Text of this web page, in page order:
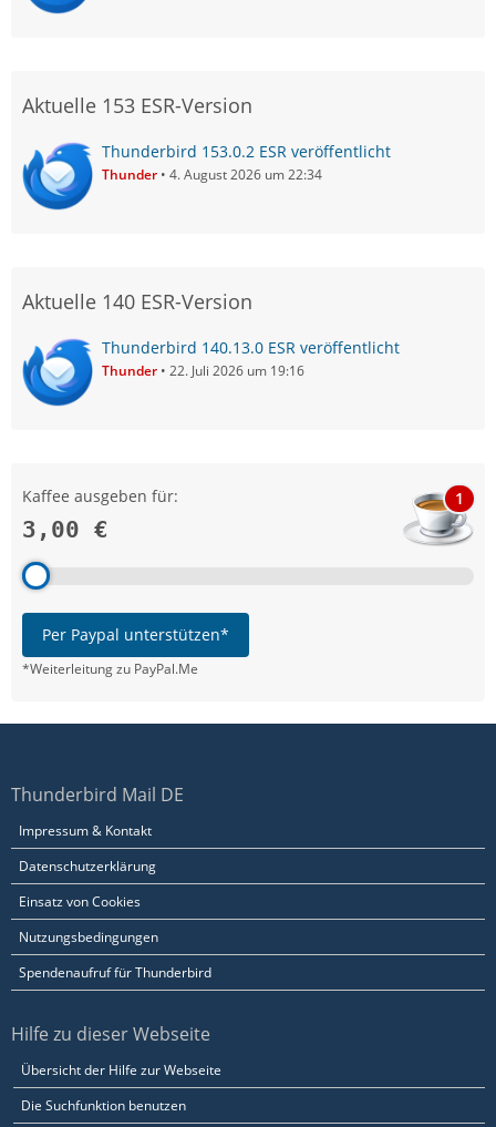
Aktuelle 153 ESR-Version
Thunderbird 153.0.2 ESR veröffentlicht
Thunder 4. August 2026 um 22:34
Aktuelle 140 ESR-Version
Thunderbird 140.13.0 ESR veröffentlicht
Thunder 22. Juli 2026 um 19:16
Kaffee ausgeben für:
3,00 €
1
Per Paypal unterstützen*
*Weiterleitung zu PayPal.Me
Thunderbird Mail DE
Impressum & Kontakt
Datenschutzerklärung
Einsatz von Cookies
Nutzungsbedingungen
Spendenaufruf für Thunderbird
Hilfe zu dieser Webseite
Übersicht der Hilfe zur Webseite
Die Suchfunktion benutzen